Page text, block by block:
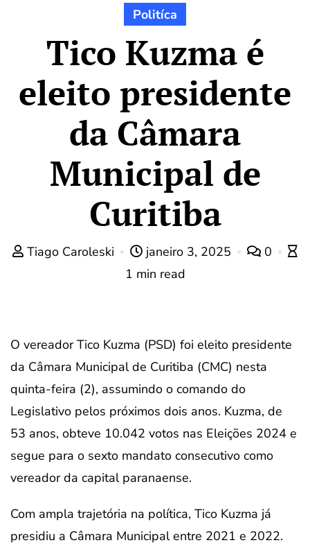
Politíca
Tico Kuzma é
eleito presidente
da Câmara
Municipal de
Curitiba
Tiago Caroleski janeiro 3, 2025
0
1 min read
O vereador Tico Kuzma (PSD) foi eleito presidente
da Câmara Municipal de Curitiba (CMC) nesta
quinta-feira (2), assumindo o comando do
Legislativo pelos próximos dois anos. Kuzma, de
53 anos, obteve 10.042 votos nas Eleições 2024 e
segue para o sexto mandato consecutivo como
vereador da capital paranaense.
Com ampla trajetória na política, Tico Kuzma já
presidiu a Câmara Municipal entre 2021 e 2022.